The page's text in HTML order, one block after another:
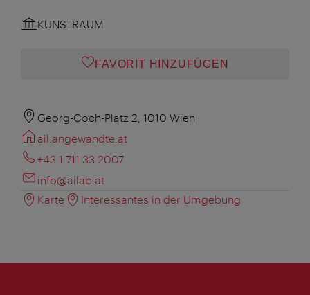
KUNSTRAUM
FAVORIT HINZUFÜGEN
Georg-Coch-Platz 2, 1010 Wien
ail.angewandte.at
+43 1 711 33 2007
info@ailab.at
Karte
Interessantes in der Umgebung